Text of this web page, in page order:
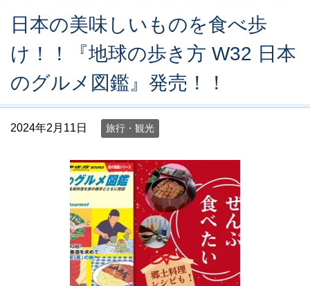
日本の美味しいものを食べ歩
け！！『地球の歩き方 W32 日本
のグルメ図鑑』発売！！
2024年2月11日 旅行・観光